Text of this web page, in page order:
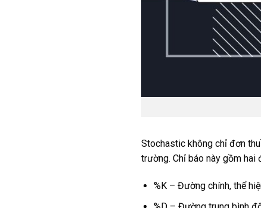
Stochastic không chỉ đơn
trường. Chỉ báo này gồm hai
%K – Đường chính, thể